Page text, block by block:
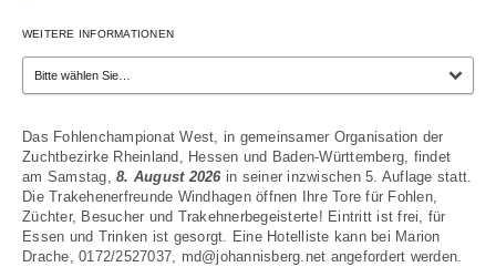
WEITERE INFORMATIONEN
Das Fohlenchampionat West, in gemeinsamer Organisation der
Zuchtbezirke Rheinland, Hessen und Baden-Württemberg, findet
am Samstag, 8. August 2026 in seiner inzwischen 5. Auflage statt.
Die Trakehenerfreunde Windhagen öffnen Ihre Tore für Fohlen,
Züchter, Besucher und Trakehnerbegeisterte! Eintritt ist frei, für
Essen und Trinken ist gesorgt. Eine Hotelliste kann bei Marion
Drache, 0172/2527037, md@johannisberg.net angefordert werden.